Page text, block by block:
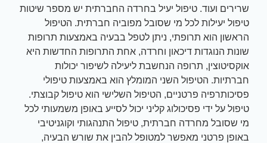
שרירים ועוד. טיפול יעיל בחרדה החברתית יש מספר שיטות
טיפול יעילות לכל מי שסובל מפוביה חברתית. הטיפול
הראשון הוא תרופתי, ניתן לטפל בבעיה באמצעות תרופות
שונות הנוגדות דיכאון וחרדה, אחת התרופות החדשות היא
אוקסיטוצין, תרופה הנחשבת ליעילה לשיפור יכולות
חברתיות. הטיפול השני המומלץ הוא באמצעות טיפולי
פסיכותרפיה פרטניים, הטיפול השלישי הוא טיפול קבוצתי.
טיפול על ידי פסיכולוג קליני יכול לסייע באופן משמעותי לכל
מי שסובל מחרדה חברתית, טיפול התנהגותי וקוגניטיבי
באופן פרטני מאפשר למטופל להבין את שורש הבעיה,